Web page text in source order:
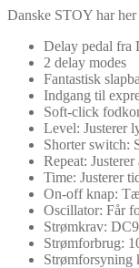
Danske STOY har
Delay pedal fra
2 delay modes
Fantastisk
Indgang til
Soft-click
Level: Justerer
Shorter switch:
Repeat:
Time: Justerer
On-off knap:
Oscillator: Får
Strømkrav:
Strømforbrug:
Strømforsyning